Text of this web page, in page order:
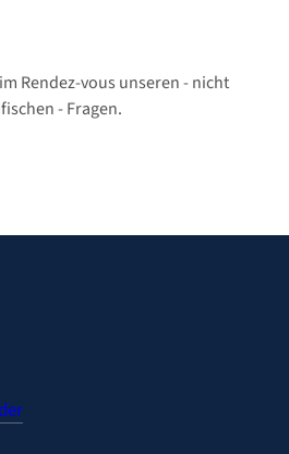
Rendez-vous unseren - nicht
- Fragen.